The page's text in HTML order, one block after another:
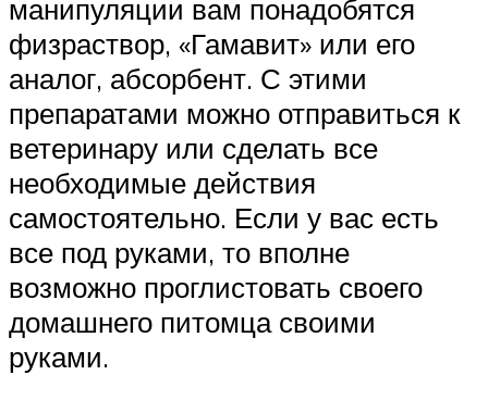
манипуляции вам понадобятся
физраствор, «Гамавит» или его
аналог, абсорбент. С этими
препаратами можно отправиться к
ветеринару или сделать все
необходимые действия
самостоятельно. Если у вас есть
все под руками, то вполне
возможно проглистовать своего
домашнего питомца своими
руками.